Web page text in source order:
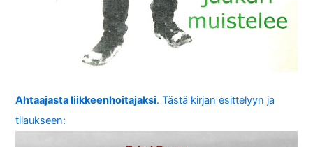
Ahtaajasta liikkeenhoitajaksi. Tästä kirjan esittelyyn ja
tilaukseen: